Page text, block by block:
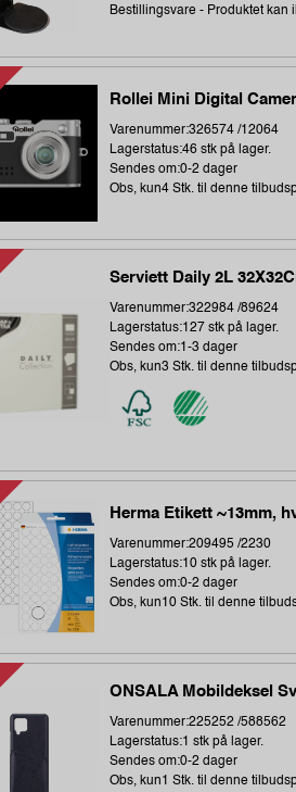
Bestillingsvare - Produktet kan
Rollei Mini Digital
Varenummer:326574 /12064
Lagerstatus:46 stk på lager.
Sendes om:0-2 dager
Obs, kun4 Stk. til denne
Serviett Daily 2L
Varenummer:322984 /89624
Lagerstatus:127 stk på lager.
Sendes om:1-3 dager
Obs, kun3 Stk. til denne
Herma Etikett ~13mm,
Varenummer:209495 /2230
Lagerstatus:10 stk på lager.
Sendes om:0-2 dager
Obs, kun10 Stk. til denne
ONSALA Mobildeksel
Varenummer:225252 /588562
Lagerstatus:1 stk på lager.
Sendes om:0-2 dager
Obs, kun1 Stk. til denne